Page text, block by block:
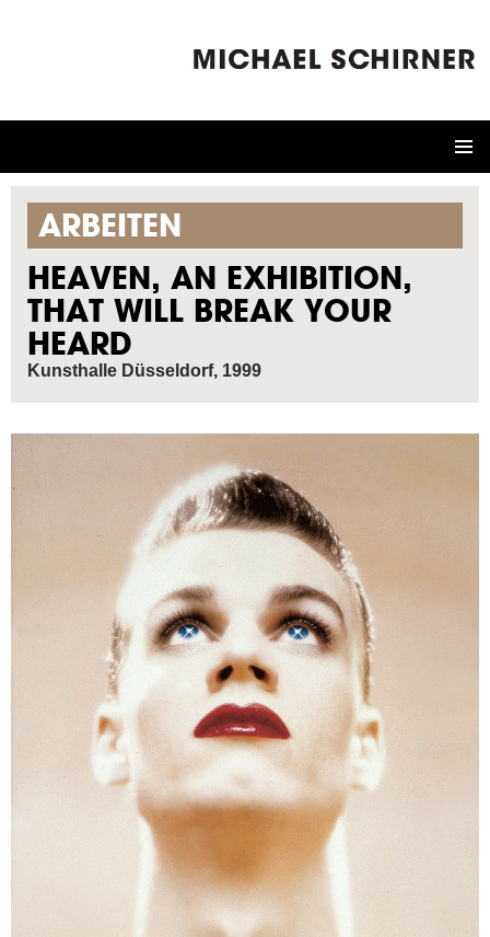
SPRINGEN
ARBEITEN
HEAVEN, AN EXHIBITION,
THAT WILL BREAK YOUR
HEARD
Kunsthalle Düsseldorf, 1999